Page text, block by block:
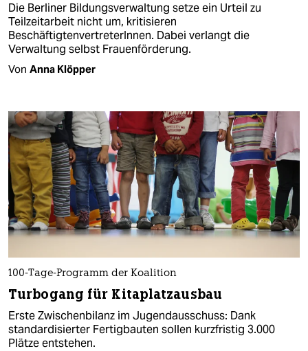
Die Berliner Bildungsverwaltung setze ein Urteil zu
Teilzeitarbeit nicht um, kritisieren
BeschäftigtenvertreterInnen. Dabei verlangt die
Verwaltung selbst Frauenförderung.
Von Anna Klöpper
100-Tage-Programm der Koalition
Turbogang für Kitaplatzausbau
Erste Zwischenbilanz im Jugendausschuss: Dank
standardisierter Fertigbauten sollen kurzfristig 3.000
Plätze entstehen.